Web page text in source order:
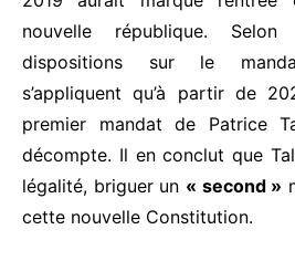
nouvelle république.
dispositions sur le
s’appliquent qu’à partir de
premier mandat de Patrice
décompte. Il en conclut que
légalité, briguer un « second »
cette nouvelle Constitution.